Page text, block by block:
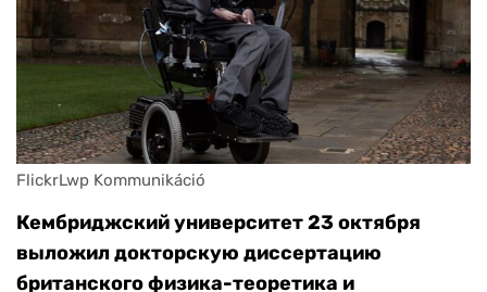
FlickrLwp Kommunikáció
Кембриджский университет 23 октября
выложил докторскую диссертацию
британского физика-теоретика и